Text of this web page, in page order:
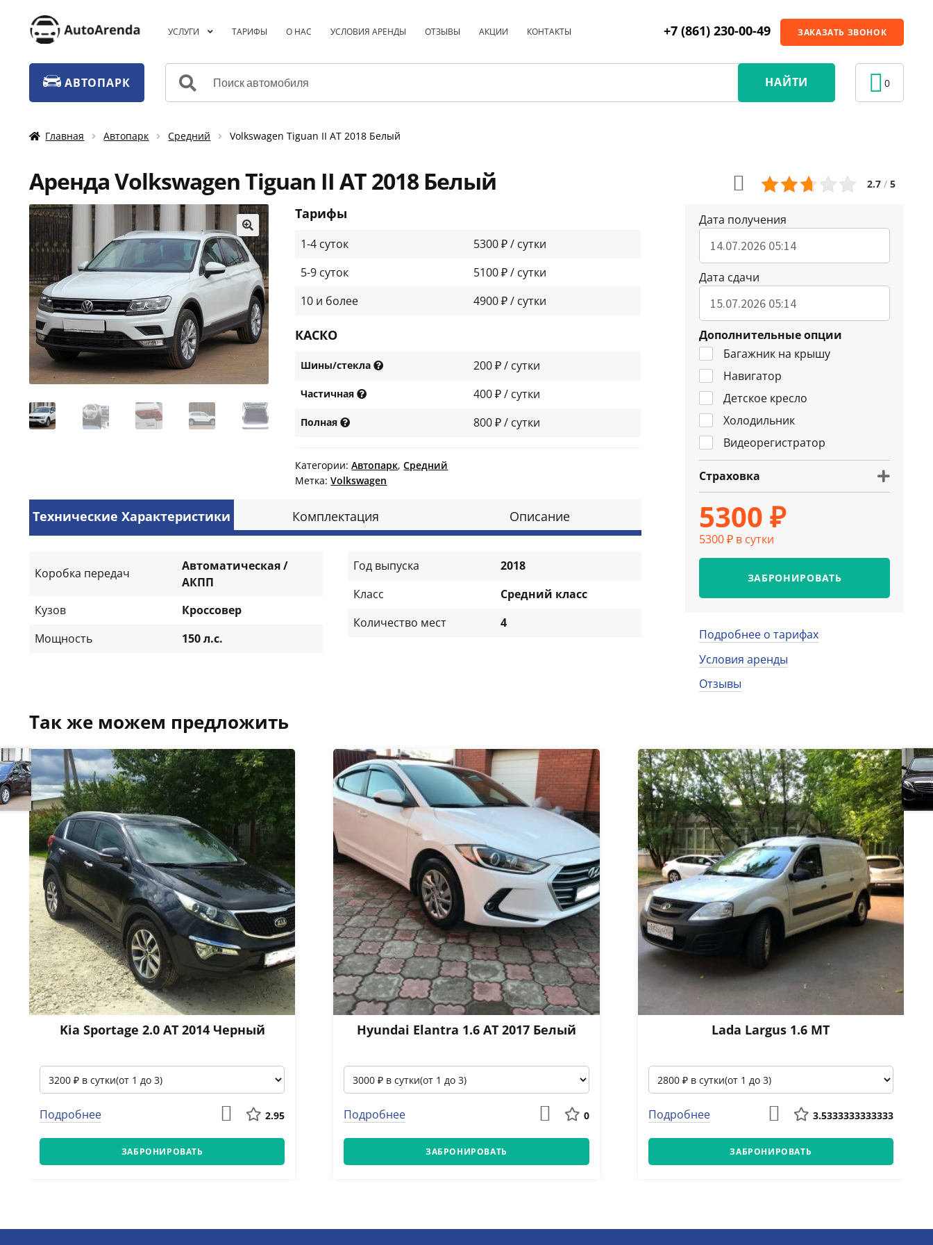
УСЛУГИ ТАРИФЫ О НАС УСЛОВИЯ АРЕНДЫ ОТЗЫВЫ АКЦИИ КОНТАКТЫ +7 (861) 230-00-49 ЗАКАЗАТЬ ЗВОНОК
АВТОПАРК
Искать:
НАЙТИ 0
Главная Автопарк Средний Volkswagen Tiguan II АТ 2018 Белый
Аренда Volkswagen Tiguan II АТ 2018 Белый 2.7 / 5
🔍
Тарифы
1-4 суток
5300 ₽ / сутки
5-9 суток
5100 ₽ / сутки
10 и более
4900 ₽ / сутки
КАСКО
Шины/стекла 200 ₽ / сутки
Частичная 400 ₽ / сутки
Полная 800 ₽ / сутки
Категории:Автопарк,Средний
Метка:Volkswagen
Технические Характеристики Комплектация Описание
Коробка передач
Автоматическая /
АКПП
Кузов
Кроссовер
Мощность
150 л.с.
Год выпуска
2018
Класс
Средний класс
Количество мест
4
Дата получения
Дата сдачи
Дополнительные опции
Багажник на крышу
Навигатор
Детское кресло
Холодильник
Видеорегистратор
Страховка
5300 ₽
5300 ₽ в сутки
ЗАБРОНИРОВАТЬ
Подробнее о тарифах
Условия аренды
Отзывы
Так же можем предложить
Kia Sportage 2.0 АТ 2014 Черный
Подробнее 2.95
ЗАБРОНИРОВАТЬ
Hyundai Elantra 1.6 АТ 2017 Белый
Подробнее 0
ЗАБРОНИРОВАТЬ
Lada Largus 1.6 МТ
Подробнее 3.5333333333333
ЗАБРОНИРОВАТЬ